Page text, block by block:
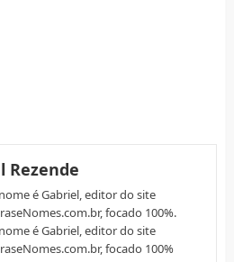
Rezende
é Gabriel, editor do site
focado 100%.
é Gabriel, editor do site
focado 100%